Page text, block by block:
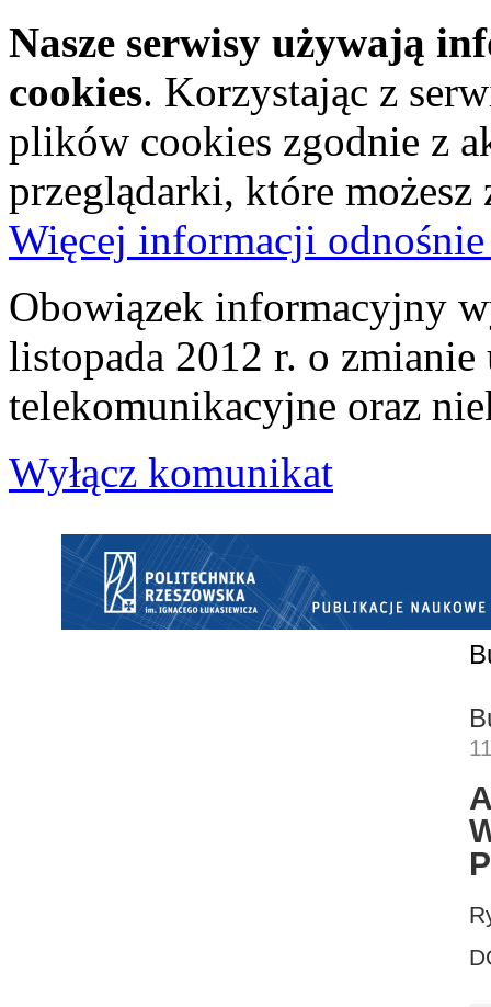
Nasze serwisy używają
cookies. Korzystając z
plików cookies zgodnie z
przeglądarki, które
Więcej informacji
Obowiązek informacyjny
listopada 2012 r. o zmianie
telekomunikacyjne oraz
Wyłącz komunikat